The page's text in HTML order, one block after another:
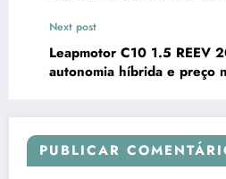
Next post
Leapmotor C10 1.5 REEV
autonomia híbrida e preço
PUBLICAR